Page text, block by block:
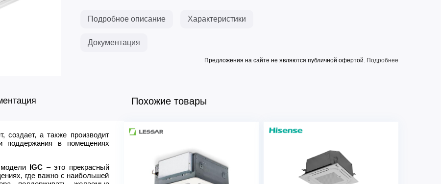
Подробное описание Характеристики
Документация
Предложения на сайте не являются публичной офертой. Подробнее
создает, а также производит
поддержания в помещениях
IGC – это прекрасный
где важно с наибольшей
Холодопроизводительность, Вт
Сумм. потр. мощность с нар.бл. (охл./обогр.), Вт
1350/1320
Рабочий ток, А (охл./обогр.)
6.0/5.9
Параметры задаваемой температуры с пульта
16~30°С
Похожие товары